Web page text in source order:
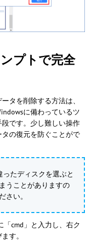
プトで完全
ータを削除する方法は、
に備わっているツ
です。少し難しい操作
の復元を防ぐことがで
ったディスクを選ぶと
うことがありますの
さい。
「cmd」と入力し、右ク
す。